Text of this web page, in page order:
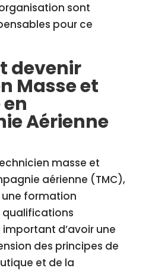
sont
pour ce
devenir
Masse et
Aérienne
masse et
aérienne (TMC),
une formation
qualifications
d’avoir une
des principes de
et de la